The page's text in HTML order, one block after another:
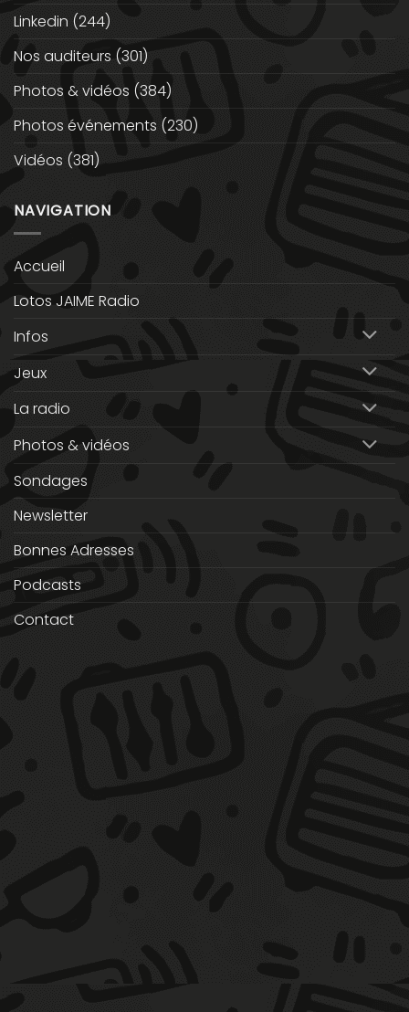
Linkedin (244)
Nos auditeurs (301)
Photos & vidéos (384)
Photos événements (230)
Vidéos (381)
NAVIGATION
Accueil
Lotos JAIME Radio
Infos
Jeux
La radio
Photos & vidéos
Sondages
Newsletter
Bonnes Adresses
Podcasts
Contact